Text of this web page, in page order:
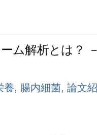
ム解析とは？
養, 腸内細菌, 論文